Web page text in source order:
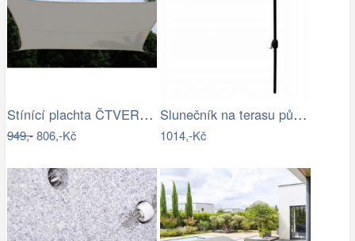
Stínící plachta ČTVEREC Rojaplast
949,-806,-Kč
Slunečník na terasu půlkruhový - zelený…
1014,-Kč